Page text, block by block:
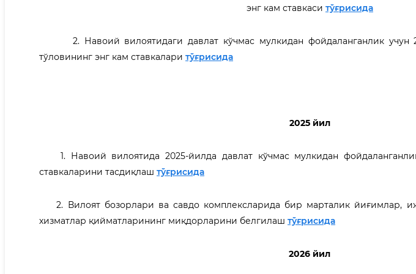
энг кам ставкаси тўғрисида
2. Навоий вилоятидаги давлат кўчмас мулкидан фойдаланганлик учун
тўловининг энг кам ставкалари тўғрисида
2025 йил
1. Навоий вилоятида 2025-йилда давлат кўчмас мулкидан
ставкаларини тасдиқлаш тўғрисида
2. Вилоят бозорлари ва савдо комплексларида бир марталик йиғимлар,
хизматлар қийматларининг миқдорларини белгилаш тўғрисида
2026 йил